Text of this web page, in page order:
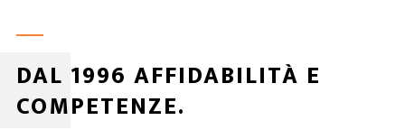
DAL 1996 AFFIDABILITÀ E
COMPETENZE.